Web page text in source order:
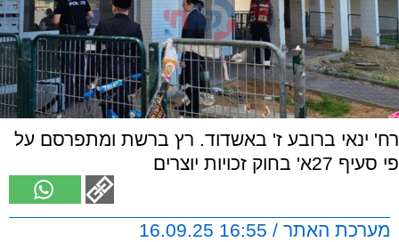
רח' ינאי ברובע ז' באשדוד. רץ ברשת ומתפרסם על
פי סעיף 27א' בחוק זכויות יוצרים
מערכת האתר / 16:55 16.09.25